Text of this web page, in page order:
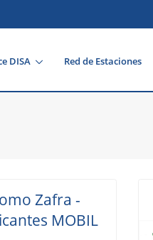
DISA Red de Estaciones
Zafra -
MOBIL